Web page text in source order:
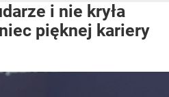
i nie kryła
pięknej kariery